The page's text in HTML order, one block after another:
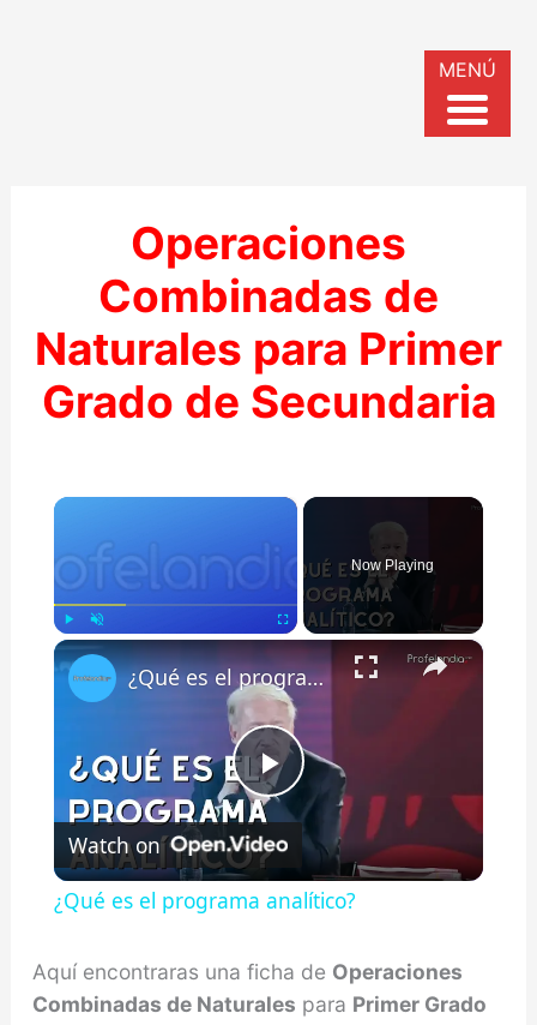
Operaciones
Combinadas de
Naturales para Primer
Grado de Secundaria
×
Play Unmute
Now Playing
×
Play
Video
¿Qué es el programa analítico?
Watch on
¿Qué es el programa analítico?
Aquí encontraras una ficha de Operaciones
Combinadas de Naturales para Primer Grado
MENÚ